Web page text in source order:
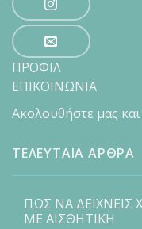
ΠΡΟΦΙΛ
ΕΠΙΚΟΙΝΩΝΙΑ
Ακολουθήστε μας
ΤΕΛΕΥΤΑΙΑ ΑΡΘΡΑ
ΠΩΣ ΝΑ ΔΕΙΧΝΕΙΣ
ΜΕ ΑΙΣΘΗΤΙΚΗ